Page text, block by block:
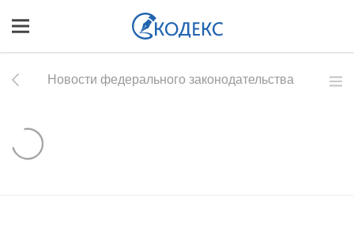
Новости федерального законодательства